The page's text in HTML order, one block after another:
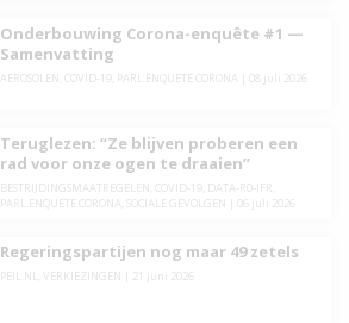
Onderbouwing Corona-enquête #1 —
Samenvatting
AEROSOLEN COVID-19, PARL.ENQUETE CORONA 08 juli 2026
Teruglezen: “Ze blijven proberen een
rad voor onze ogen te draaien”
BESTRIJDINGSMAATREGELEN COVID-19, DATA-R0-IFR
PARL.ENQUETE CORONA
SOCIALE GEVOLGEN 06 juli 2026
Regeringspartijen nog maar 49 zetels
PEIL.NL VERKIEZINGEN 21 juni 2026